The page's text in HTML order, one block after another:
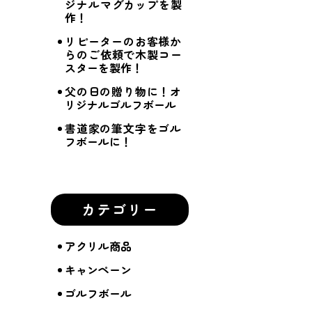
ジナルマグカップを製
作！
リピーターのお客様か
らのご依頼で木製コー
スターを製作！
父の日の贈り物に！オ
リジナルゴルフボール
書道家の筆文字をゴル
フボールに！
カテゴリー
アクリル商品
キャンペーン
ゴルフボール